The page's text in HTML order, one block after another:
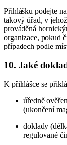
Přihlášku podejte na
takový úřad, v
prováděná
organizace, pokud
případech podle
10. Jaké
K přihlášce se
úředně
(ukončení
doklady
regulované